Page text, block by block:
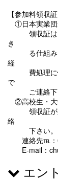
【参加料領収証
①日本実業団
領収証は、
き
る仕組みに
経
費処理に使
で
ご連絡下さ
②高校生・大
領収証が必
絡
下さい。 (
連絡先℡：
E-mail：
エン